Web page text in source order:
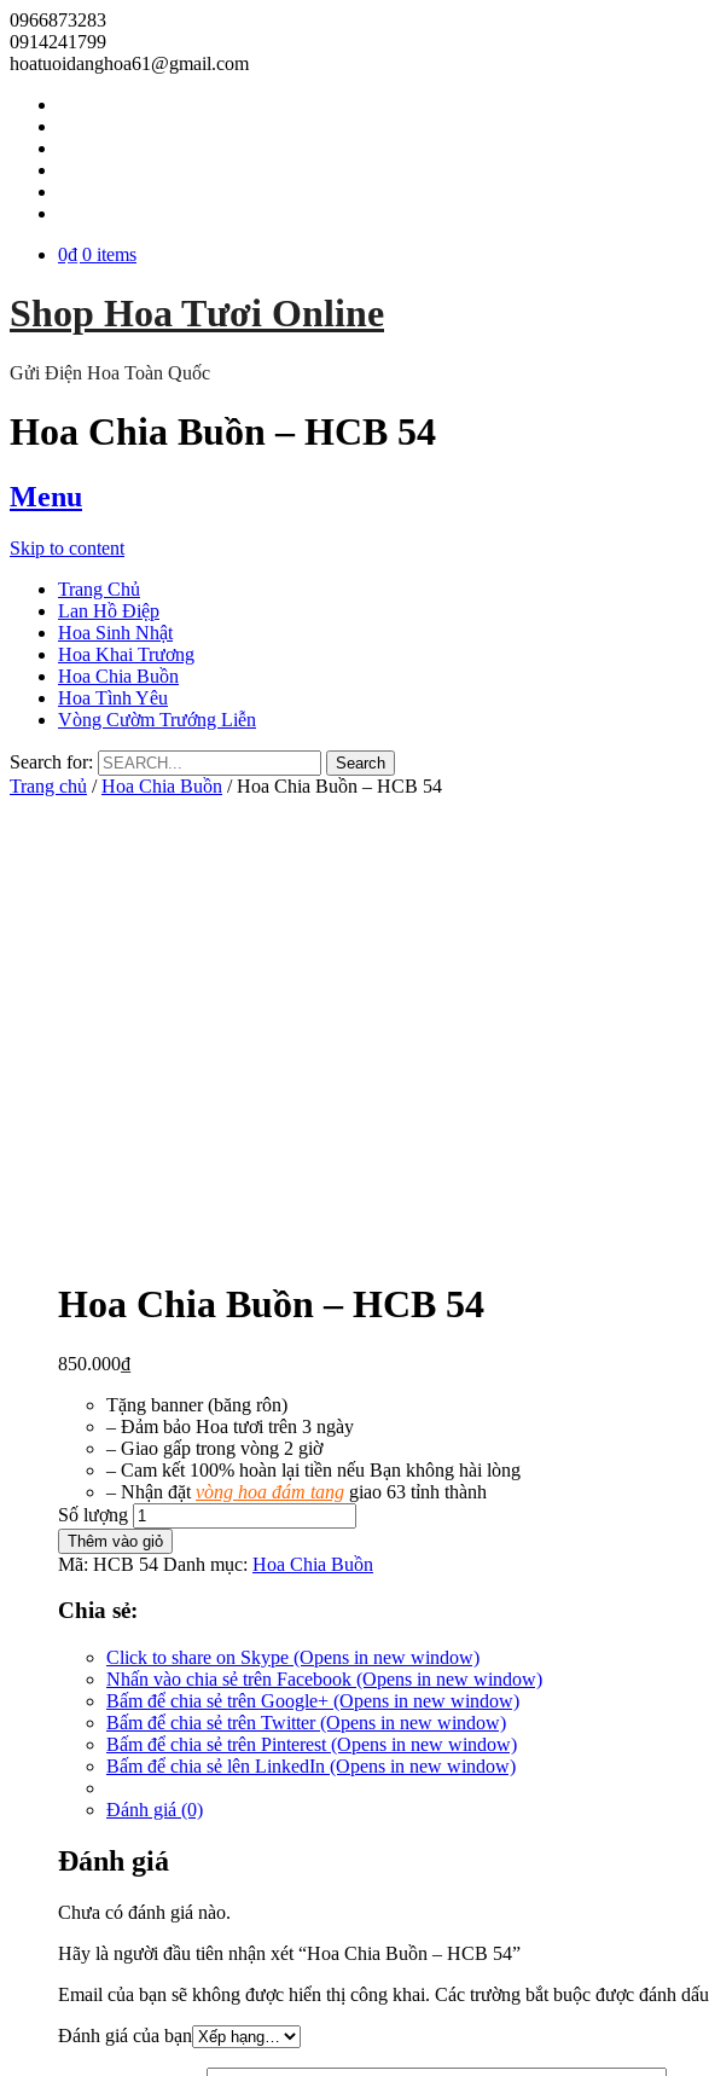
0966873283
0914241799
hoatuoidanghoa61@gmail.com
0₫ 0 items
Shop Hoa Tươi Online
Gửi Điện Hoa Toàn Quốc
Hoa Chia Buồn – HCB 54
Menu
Skip to content
Trang Chủ
Lan Hồ Điệp
Hoa Sinh Nhật
Hoa Khai Trương
Hoa Chia Buồn
Hoa Tình Yêu
Vòng Cườm Trướng Liễn
Search for:
Trang chủ /Hoa Chia Buồn / Hoa Chia Buồn – HCB 54
Hoa Chia Buồn – HCB 54
850.000₫
Tặng banner (băng rôn)
– Đảm bảo Hoa tươi trên 3 ngày
– Giao gấp trong vòng 2 giờ
– Cam kết 100% hoàn lại tiền nếu Bạn không hài lòng
– Nhận đặt vòng hoa đám tang giao 63 tỉnh thành
Số lượng
Thêm vào giỏ
Mã: HCB 54 Danh mục: Hoa Chia Buồn
Chia sẻ:
Click to share on Skype (Opens in new window)
Nhấn vào chia sẻ trên Facebook (Opens in new window)
Bấm để chia sẻ trên Google+ (Opens in new window)
Bấm để chia sẻ trên Twitter (Opens in new window)
Bấm để chia sẻ trên Pinterest (Opens in new window)
Bấm để chia sẻ lên LinkedIn (Opens in new window)
Đánh giá (0)
Đánh giá
Chưa có đánh giá nào.
Hãy là người đầu tiên nhận xét “Hoa Chia Buồn – HCB 54”
Email của bạn sẽ không được hiển thị công khai. Các trường bắt buộc được đánh dấu
Đánh giá của bạn